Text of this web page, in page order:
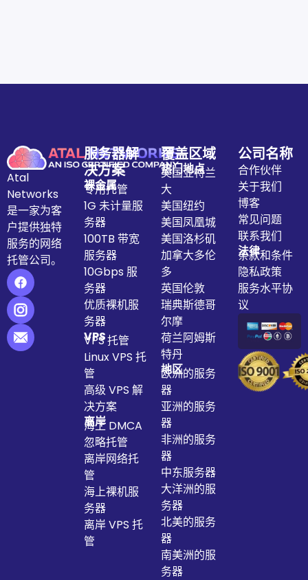
Atal
Networks
是一家为客
户提供独特
服务的网络
托管公司。
服务器解
决方案
裸金属
专用托管
1G 未计量服
务器
100TB 带宽
服务器
10Gbps 服
务器
优质裸机服
务器
VPS
VPS 托管
Linux VPS 托
管
高级 VPS 解
决方案
离岸
海上 DMCA
忽略托管
离岸网络托
管
海上裸机服
务器
离岸 VPS 托
管
覆盖区域
热门地点
美国亚特兰
大
美国纽约
美国凤凰城
美国洛杉矶
加拿大多伦
多
英国伦敦
瑞典斯德哥
尔摩
荷兰阿姆斯
特丹
地区
欧洲的服务
器
亚洲的服务
器
非洲的服务
器
中东服务器
大洋洲的服
务器
北美的服务
器
南美洲的服
务器
公司名称
合作伙伴
关于我们
博客
常见问题
联系我们
法律
条款和条件
隐私政策
服务水平协
议